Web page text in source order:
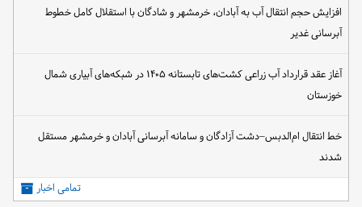
افزایش حجم انتقال آب به آبادان، خرمشهر و شادگان با استقلال کامل خطوط
آبرسانی غدیر
آغاز عقد قرارداد آب زراعی کشت‌های تابستانه ۱۴۰۵ در شبکه‌های آبیاری شمال
خوزستان
خط انتقال ام‌الدبس–دشت آزادگان و سامانه آبرسانی آبادان و خرمشهر مستقل
شدند
تمامی اخبار